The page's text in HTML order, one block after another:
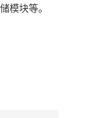
模块等。